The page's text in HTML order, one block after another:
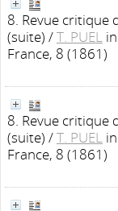
8. Revue critique
(suite) /T. PUEL
France, 8 (1861)
8. Revue critique
(suite) /T. PUEL
France, 8 (1861)